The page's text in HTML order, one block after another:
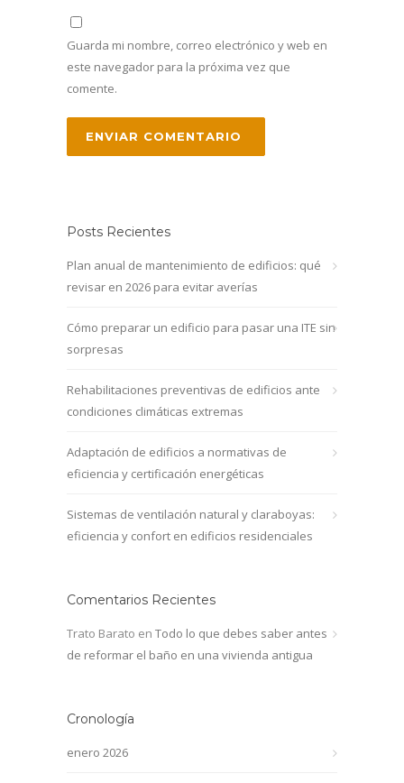
Guarda mi nombre, correo electrónico y web en
este navegador para la próxima vez que
comente.
Posts Recientes
Plan anual de mantenimiento de edificios: qué
revisar en 2026 para evitar averías
Cómo preparar un edificio para pasar una ITE sin
sorpresas
Rehabilitaciones preventivas de edificios ante
condiciones climáticas extremas
Adaptación de edificios a normativas de
eficiencia y certificación energéticas
Sistemas de ventilación natural y claraboyas:
eficiencia y confort en edificios residenciales
Comentarios Recientes
Trato Barato en Todo lo que debes saber antes
de reformar el baño en una vivienda antigua
Cronología
enero 2026